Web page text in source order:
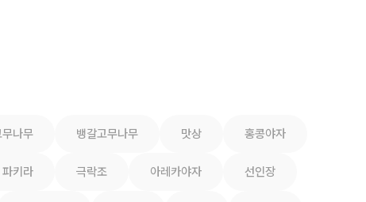
무나무 뱅갈고무나무 맛상 홍콩야자
파키라 극락조 아레카야자 선인장